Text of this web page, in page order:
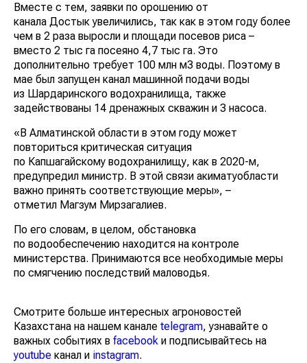
Вместе с тем, заявки по орошению от
канала Достык увеличились, так как в этом году более
чем в 2 раза выросли и площади посевов риса –
вместо 2 тыс га посеяно 4,7 тыс га. Это
дополнительно требует 100 млн м3 воды. Поэтому в
мае был запущен канал машинной подачи воды
из Шардаринского водохранилища, также
задействованы 14 дренажных скважин и 3 насоса.
«В Алматинской области в этом году может
повториться критическая ситуация
по Капшагайскому водохранилищу, как в 2020-м,
предупредил министр. В этой связи акиматуобласти
важно принять соответствующие меры», –
отметил Магзум Мирзагалиев.
По его словам, в целом, обстановка
по водообеспечению находится на контроле
министерства. Принимаются все необходимые меры
по смягчению последствий маловодья.
Смотрите больше интересных агроновостей
Казахстана на нашем канале telegram, узнавайте о
важных событиях в facebook и подписывайтесь на
youtube канал и instagram.